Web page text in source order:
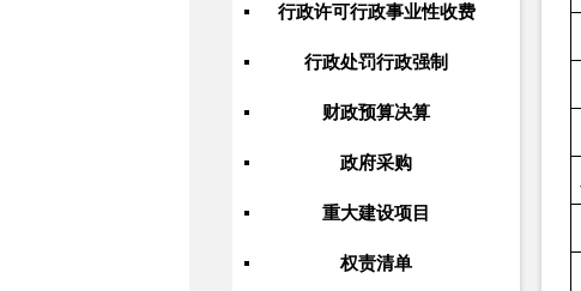
行政许可行政事业性收费
行政处罚行政强制
财政预算决算
政府采购
重大建设项目
权责清单